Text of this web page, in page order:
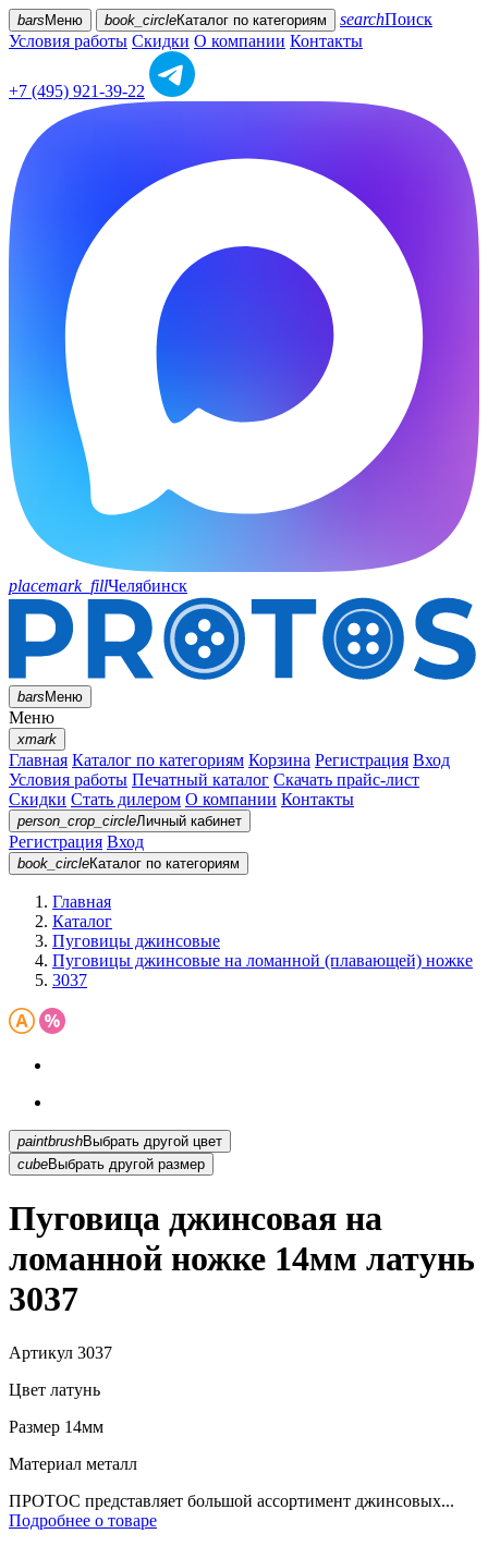
bars Меню book_circleКаталог по категориям searchПоиск
Условия работы Скидки О компании Контакты
+7 (495) 921-39-22
placemark_fillЧелябинск
barsМеню
Меню
xmark
Главная Каталог по категориям Корзина Регистрация Вход
Условия работы Печатный каталог Скачать прайс-лист
Скидки Стать дилером О компании Контакты
person_crop_circleЛичный кабинет
Регистрация Вход
book_circleКаталог по категориям
Главная
Каталог
Пуговицы джинсовые
Пуговицы джинсовые на ломанной (плавающей) ножке
3037
paintbrush
Выбрать другой цвет
cubeВыбрать другой размер
Пуговица джинсовая на
ломанной ножке 14мм латунь
3037
Артикул 3037
Цвет латунь
Размер 14мм
Материал металл
ПРОТОС представляет большой ассортимент джинсовых...
Подробнее о товаре